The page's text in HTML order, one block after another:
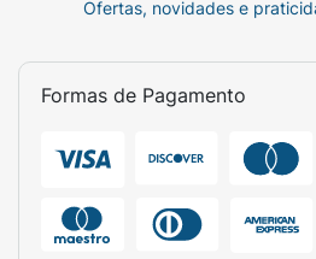
formação de glutamina. O
neuronal.
Quais As
Não use Organoneuro
alérgico aos seus
Ofertas, novidades e
Formas de Pagamento